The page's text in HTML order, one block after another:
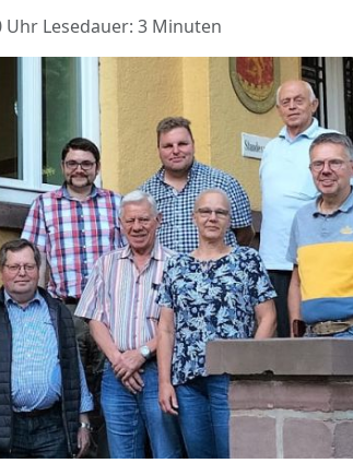
Uhr Lesedauer: 3 Minuten